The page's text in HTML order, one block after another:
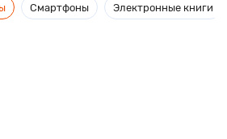
Смартфоны Электронные книги